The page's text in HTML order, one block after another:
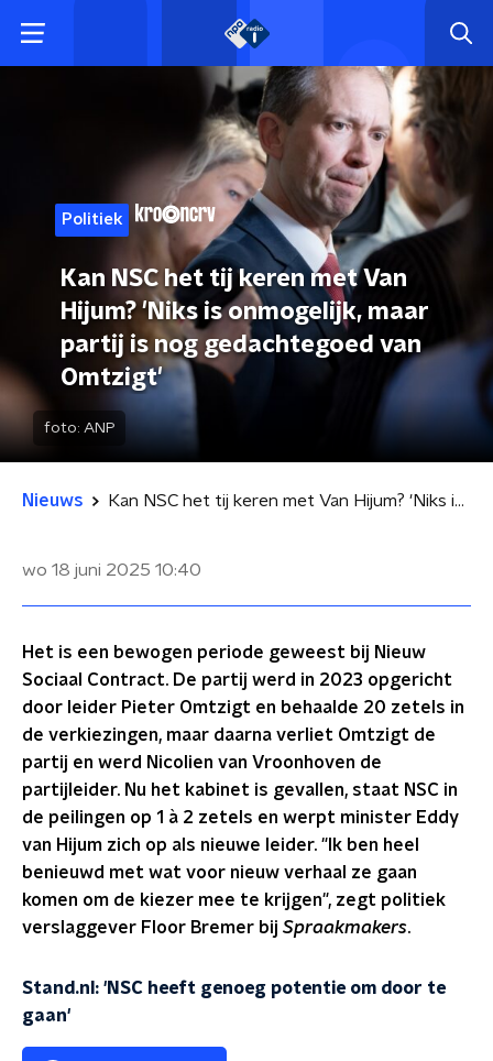
Politiek
Kan NSC het tij keren met Van
Hijum? 'Niks is onmogelijk, maar
partij is nog gedachtegoed van
Omtzigt'
foto: ANP
Nieuws Kan NSC het tij keren met Van Hijum? 'Niks is onmogelijk, maar partij is nog gedachtegoed van Omtzigt'
wo 18 juni 2025 10:40
Het is een bewogen periode geweest bij Nieuw
Sociaal Contract. De partij werd in 2023 opgericht
door leider Pieter Omtzigt en behaalde 20 zetels in
de verkiezingen, maar daarna verliet Omtzigt de
partij en werd Nicolien van Vroonhoven de
partijleider. Nu het kabinet is gevallen, staat NSC in
de peilingen op 1 à 2 zetels en werpt minister Eddy
van Hijum zich op als nieuwe leider. "Ik ben heel
benieuwd met wat voor nieuw verhaal ze gaan
komen om de kiezer mee te krijgen", zegt politiek
verslaggever Floor Bremer bij Spraakmakers.
Stand.nl: 'NSC heeft genoeg potentie om door te
gaan'